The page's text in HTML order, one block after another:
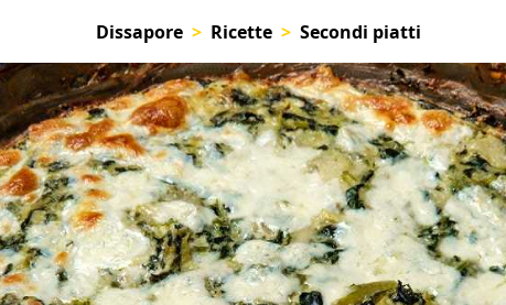
Dissapore Ricette Secondi piatti